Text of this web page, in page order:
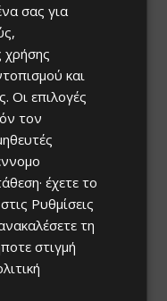
σας για
χρήσης
και
Οι επιλογές
τον
έχετε το
Ρυθμίσεις
τη
στιγμή